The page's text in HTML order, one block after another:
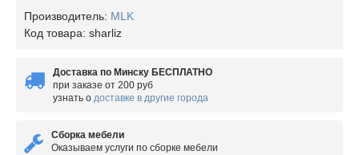
Производитель: MLK
Код товара: sharliz
Доставка по Минску БЕСПЛАТНО
при заказе от 200 руб
узнать о доставке в другие города
Сборка мебели
Оказываем услуги по сборке мебели